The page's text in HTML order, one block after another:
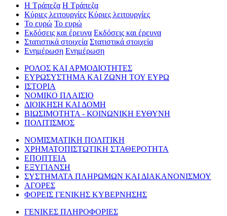
Η Τράπεζα Η Τράπεζα
Κύριες λειτουργίες Κύριες λειτουργίες
Το ευρώ Το ευρώ
Εκδόσεις και έρευνα Εκδόσεις και έρευνα
Στατιστικά στοιχεία Στατιστικά στοιχεία
Ενημέρωση Ενημέρωση
ΡΟΛΟΣ ΚΑΙ ΑΡΜΟΔΙΟΤΗΤΕΣ
ΕΥΡΩΣΥΣΤΗΜΑ ΚΑΙ ΖΩΝΗ ΤΟΥ ΕΥΡΩ
ΙΣΤΟΡΙΑ
ΝΟΜΙΚΟ ΠΛΑΙΣΙΟ
ΔΙΟΙΚΗΣΗ ΚΑΙ ΔΟΜΗ
ΒΙΩΣΙΜΟΤΗΤΑ - ΚΟΙΝΩΝΙΚΗ ΕΥΘΥΝΗ
ΠΟΛΙΤΙΣΜΟΣ
ΝΟΜΙΣΜΑΤΙΚΗ ΠΟΛΙΤΙΚΗ
ΧΡΗΜΑΤΟΠΙΣΤΩΤΙΚΗ ΣΤΑΘΕΡΟΤΗΤΑ
ΕΠΟΠΤΕΙΑ
ΕΞΥΓΙΑΝΣΗ
ΣΥΣΤΗΜΑΤΑ ΠΛΗΡΩΜΩΝ ΚΑΙ ΔΙΑΚΑΝΟΝΙΣΜΟΥ
ΑΓΟΡΕΣ
ΦΟΡΕΙΣ ΓΕΝΙΚΗΣ ΚΥΒΕΡΝΗΣΗΣ
ΓΕΝΙΚΕΣ ΠΛΗΡΟΦΟΡΙΕΣ